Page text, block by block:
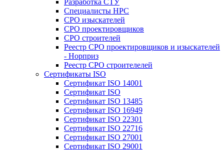
Разработка СТУ
Специалисты НРС
СРО изыскателей
СРО проектировщиков
СРО строителей
Реестр СРО проектировщиков и изыскателей
- Норприз
Реестр СРО строителелей
Сертификаты ISO
Сертификат ISO 14001
Сертификат ISO
Сертификат ISO 13485
Сертификат ISO 16949
Сертификат ISO 22301
Сертификат ISO 22716
Сертификат ISO 27001
Сертификат ISO 29001